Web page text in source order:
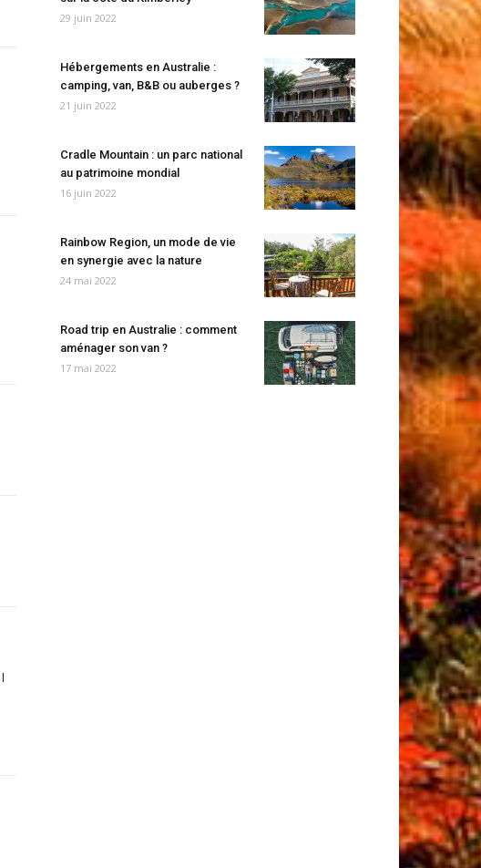
29 juin 2022
Hébergements en Australie :
camping, van, B&B ou auberges ?
21 juin 2022
Cradle Mountain : un parc national
au patrimoine mondial
16 juin 2022
Rainbow Region, un mode de vie
en synergie avec la nature
24 mai 2022
Road trip en Australie : comment
aménager son van ?
17 mai 2022